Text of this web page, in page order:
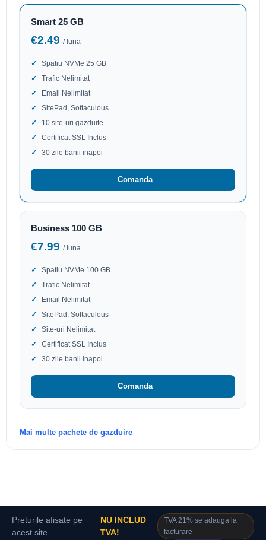
Smart 25 GB
€2.49 / luna
Spatiu NVMe 25 GB
Trafic Nelimitat
Email Nelimitat
SitePad, Softaculous
10 site-uri gazduite
Certificat SSL Inclus
30 zile banii inapoi
Comanda
Business 100 GB
€7.99 / luna
Spatiu NVMe 100 GB
Trafic Nelimitat
Email Nelimitat
SitePad, Softaculous
Site-uri Nelimitat
Certificat SSL Inclus
30 zile banii inapoi
Comanda
Mai multe pachete de gazduire
Preturile afisate pe
acest site
NU INCLUD
TVA!
TVA 21% se adauga la
facturare